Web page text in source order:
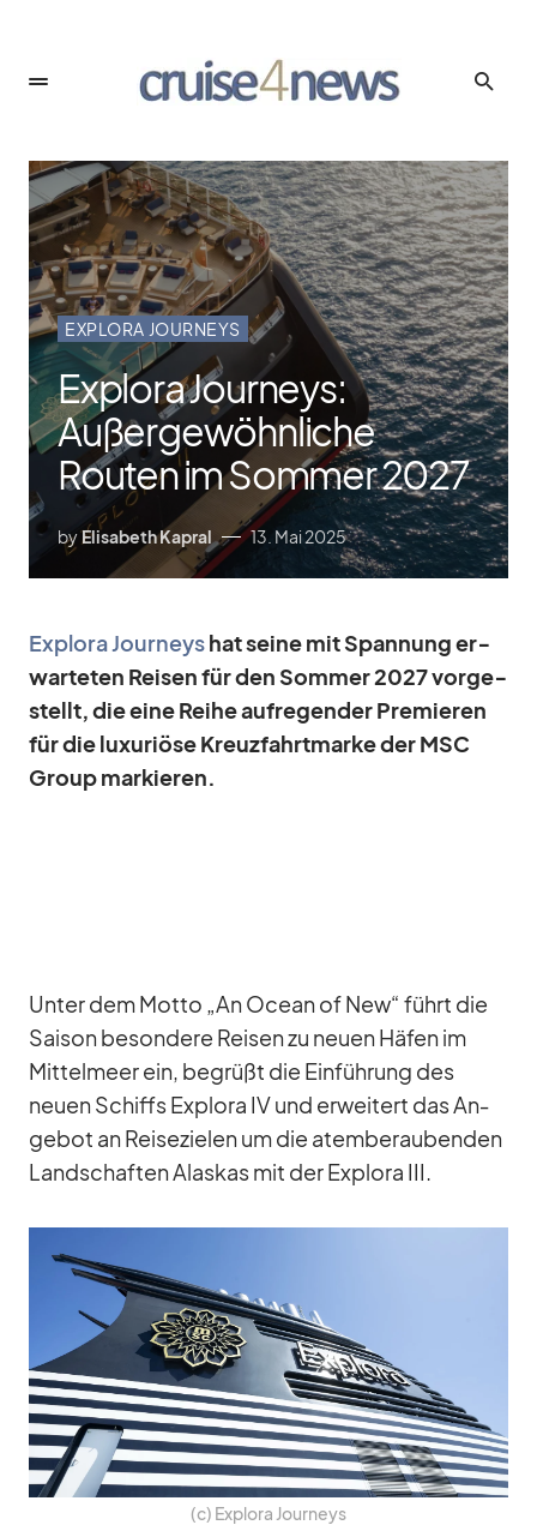
EXPLORA JOURNEYS
Explora Journeys:
Außergewöhnliche
Routen im Sommer 2027
byElisabeth Kapral 13. Mai 2025
Ex­plora Jour­neyshat seine mit Span­nung er­
war­te­ten Rei­sen für den Som­mer 2027 vor­ge­
stellt, die eine Reihe auf­re­gen­der Pre­mie­ren
für die lu­xu­riöse Kreuz­fahrt­marke der MSC
Group mar­kie­ren.
Un­ter dem Motto „An Ocean of New“ führt die
Sai­son be­son­dere Rei­sen zu neuen Hä­fen im
Mit­tel­meer ein, be­grüßt die Ein­füh­rung des
neuen Schiffs Ex­plora IV und er­wei­tert das An­
ge­bot an Rei­se­zie­len um die atem­be­rau­ben­den
Land­schaf­ten Alas­kas mit der Ex­plora III.
(c) Ex­plora Jour­neys